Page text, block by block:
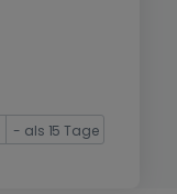
- als 15 Tage